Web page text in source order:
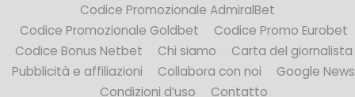
Codice Promozionale AdmiralBet
Codice Promozionale Goldbet
Codice Promo Eurobet
Codice Bonus Netbet
Chi siamo
Carta del giornalista
Pubblicità e affiliazioni
Collabora con noi
Google News
Condizioni d’uso
Contatto